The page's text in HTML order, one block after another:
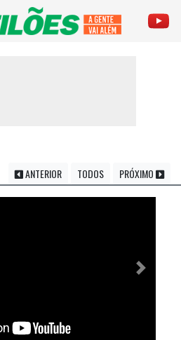
ANTERIOR TODOS PRÓXIMO
Próximo